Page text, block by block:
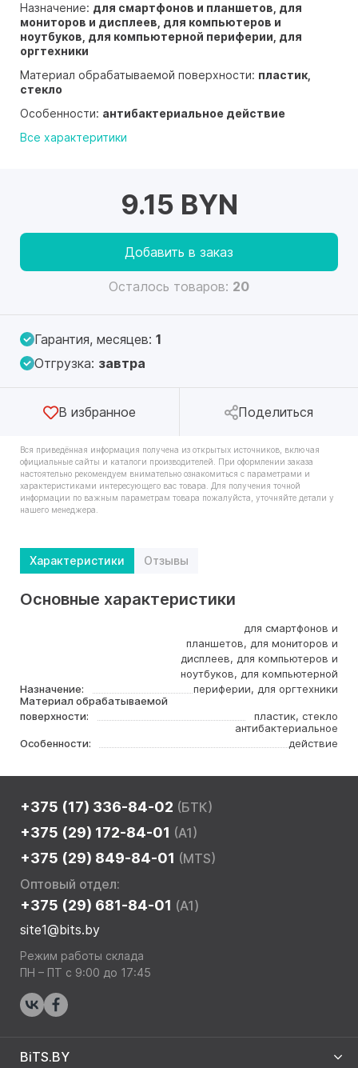
Назначение: для смартфонов и планшетов, для
мониторов и дисплеев, для компьютеров и
ноутбуков, для компьютерной периферии, для
оргтехники
Материал обрабатываемой поверхности: пластик,
стекло
Особенности: антибактериальное действие
Все характеритики
9.15 BYN
Добавить в заказ
Осталось товаров: 20
Гарантия, месяцев: 1
Отгрузка: завтра
В избранное Поделиться
Вся приведённая информация получена из открытых источников, включая
официальные сайты и каталоги производителей. При оформлении заказа
настоятельно рекомендуем внимательно ознакомиться с параметрами и
характеристиками интересующего вас товара. Для получения точной
информации по важным параметрам товара пожалуйста, уточняйте детали у
нашего менеджера.
Характеристики Отзывы
Основные характеристики
Назначение:
для смартфонов и
планшетов, для мониторов и
дисплеев, для компьютеров и
ноутбуков, для компьютерной
периферии, для оргтехники
Материал обрабатываемой
поверхности:
пластик, стекло
Особенности:
антибактериальное
действие
+375 (17) 336-84-02 (БТК)
+375 (29) 172-84-01 (A1)
+375 (29) 849-84-01 (MTS)
Оптовый отдел:
+375 (29) 681-84-01 (A1)
site1@bits.by
Режим работы склада
ПН – ПТ с 9:00 до 17:45
BiTS.BY